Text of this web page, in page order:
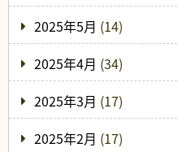
2025年5月 (14)
2025年4月 (34)
2025年3月 (17)
2025年2月 (17)